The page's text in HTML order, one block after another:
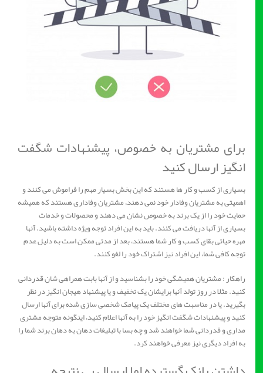
برای مشتریان به خصوص، پیشنهادات شگفت
انگیز ارسال کنید
بسیاری از کسب و کار ها هستند که این بخش بسیار مهم را فراموش می کنند و
اهمیتی به مشتریان وفادار خود نمی دهند، مشتریان وفاداری هستند که همیشه
حمایت خود را از یک برند به خصوص نشان می دهند و محصولات و خدمات
بسیاری از آنها دریافت می کنند. باید به این افراد توجه ویژه داشته باشید. آنها
مهره حیاتی بقای کسب و کار شما هستند، بعد از مدتی ممکن است به دلیل عدم
توجه کافی شما، این افراد نیز اشتراک خود را لغو کنند.
راهکار : مشتریان همیشگی خود را بشناسید و از آنها بابت همراهی شان قدردانی
کنید. مثلا در روز تولد آنها برایشان یک تخفیف و یا پیشنهاد هیجان انگیز در نظر
بگیرید. یا در مناسبت های مختلف یک پیامک شخصی سازی شده برای آنها ارسال
کنید و پیشنهادات شگفت انگیز خود را به آنها اعلام کنید، اینگونه متوجه مشتری
مداری و قدردانی شما خواهند شد و چه بسا با تبلیغات دهان به دهان برند شما را
به افراد دیگری نیز معرفی خواهند کرد.